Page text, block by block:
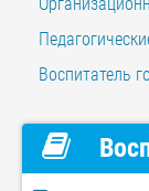
Воспитатель